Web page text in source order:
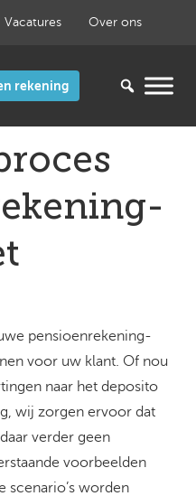
Vacatures Over ons
rekening
pensioenrekening-
voor uw klant. Of nou
naar het deposito
wij zorgen ervoor dat
verder geen
voorbeelden
scenario’s worden